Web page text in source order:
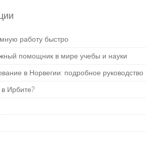
работу быстро
помощник в мире учебы и науки
в Норвегии: подробное руководство
в Ирбите?